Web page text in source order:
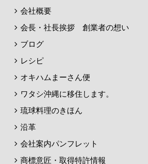
会社概要
会長・社長挨拶 創業者の想い
ブログ
レシピ
オキハムまーさん便
ワタシ沖縄に移住します。
琉球料理のきほん
沿革
会社案内パンフレット
商標意匠・取得特許情報